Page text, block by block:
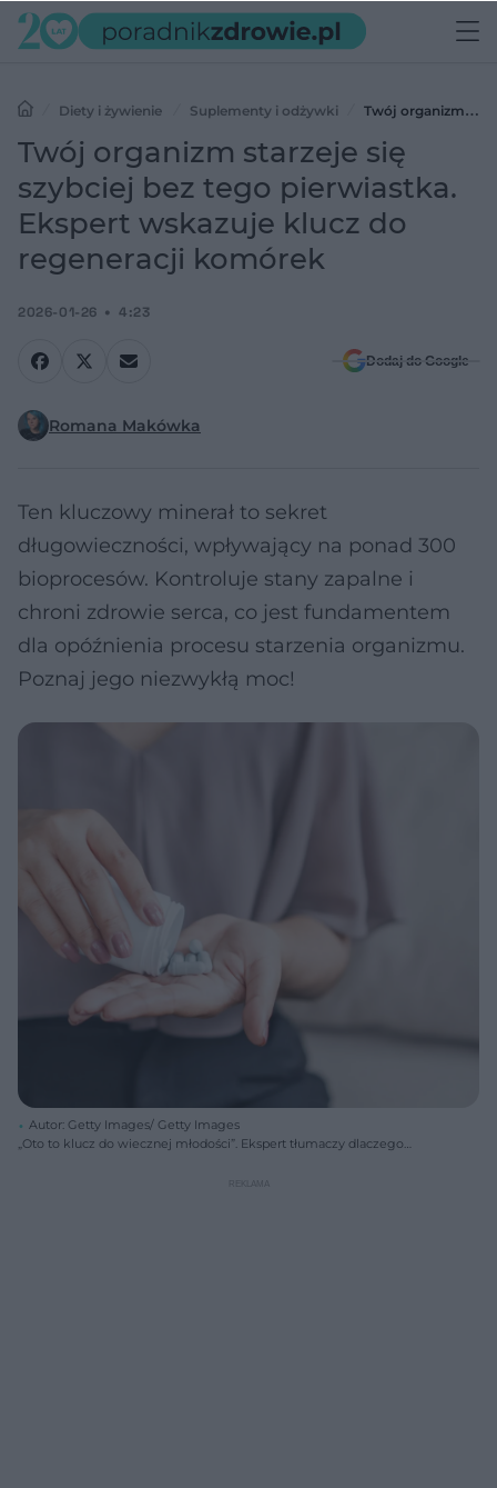
Diety i żywienie Suplementy i odżywki
Twój organizm
starzeje się szybciej bez tego pierwiastka. Ekspert wskazuje klucz do
regeneracji komórek
Twój organizm starzeje się
szybciej bez tego pierwiastka.
Ekspert wskazuje klucz do
regeneracji komórek
2026-01-26 4:23
Dodaj do Google
Romana Makówka
Ten kluczowy minerał to sekret
długowieczności, wpływający na ponad 300
bioprocesów. Kontroluje stany zapalne i
chroni zdrowie serca, co jest fundamentem
dla opóźnienia procesu starzenia organizmu.
Poznaj jego niezwykłą moc!
Autor: Getty Images/ Getty Images
„Oto to klucz do wiecznej młodości”. Ekspert tłumaczy dlaczego